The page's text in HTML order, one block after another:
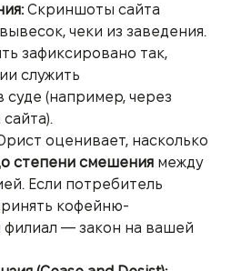
Скриншоты сайта
чеки из заведения.
зафиксировано так,
служить
суде (например, через
оценивает, насколько
степени смешения между
Если потребитель
кофейню-
филиал — закон на вашей